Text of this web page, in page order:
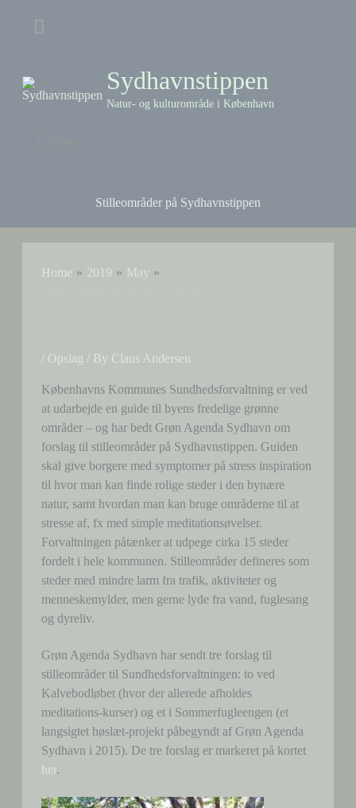
Above
Sydhavnstippen
Natur- og kulturområde i København
Stilleområder på Sydhavnstippen
Home 2019
May
/ Opslag / By Claus Andersen
Københavns Kommunes Sundhedsforvaltning er ved
at udarbejde en guide til byens fredelige grønne
områder – og har bedt Grøn Agenda Sydhavn om
forslag til stilleområder på Sydhavnstippen. Guiden
skal give borgere med symptomer på stress inspiration
til hvor man kan finde rolige steder i den bynære
natur, samt hvordan man kan bruge områderne til at
stresse af, fx med simple meditationsøvelser.
Forvaltningen påtænker at udpege cirka 15 steder
fordelt i hele kommunen. Stilleområder defineres som
steder med mindre larm fra trafik, aktiviteter og
menneskemylder, men gerne lyde fra vand, fuglesang
og dyreliv.
Grøn Agenda Sydhavn har sendt tre forslag til
stilleområder til Sundhedsforvaltningen: to ved
Kalvebodløbet (hvor der allerede afholdes
meditations-kurser) og et i Sommerfugleengen (et
langsigtet høslæt-projekt påbegyndt af Grøn Agenda
Sydhavn i 2015). De tre forslag er markeret på kortet
her.